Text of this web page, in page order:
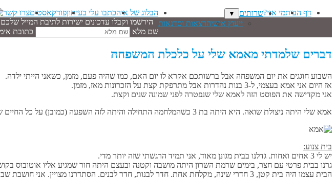
דף הביתמי אני?שרותים ▼
ייעוץ אישיהרצאות וסדנאות
הבלוג של איהכתבו עלי בעיתוןפודקאסטיםצרו קשר
הירשמו וקבלו עדכונים ישירות לתיבת המייל
שם מלא
כתובת
דברים שלמדתי מאמא שלי על כלכלת המשפחה
השבוע חוגגים את יום המשפחה אבל ברשותכם אקרא לו יום האם, כמו שהיה פעם, מזמן, כשאני הייתי ילדה.
אז היום אני אמא בעצמי, ל-3 בנות נהדרות אבל מתרפקת קצת על הזכרונות מאז, מזמן.
אני מקדישה את הפוסט הזה לאמא שלי שנפטרה לפני שמונה שנים וקצת.
אמא שלי היתה ניצולת שואה. היא היתה בת 3 כשהמלחמה התחילה והיתה לזה השפעה (כמובן) על כל החיים שלה וכמובן על ניהול הבית שלנו.
בית צנוע:
יש לי 3 אחים ואחות. גדלנו בבית מגונן מאוד, אני תמיד הרגשתי שזה יותר מדי.
גרנו בבית פרטי עם חצר, בימים שרמת השרון היתה מושבה וקטנה ובעצם היתה חור שמגיע אליו אוטובוס
הבית עצמו היה בית קטן, 3 חדרי שינה, מקלחת אחת. חדר לבנות, חדר לבנים. הסתדרנו מצויין. אני חושבת שבכלל לא עלתה על דעתי האפשרות שיהיה לי חדר לבד.